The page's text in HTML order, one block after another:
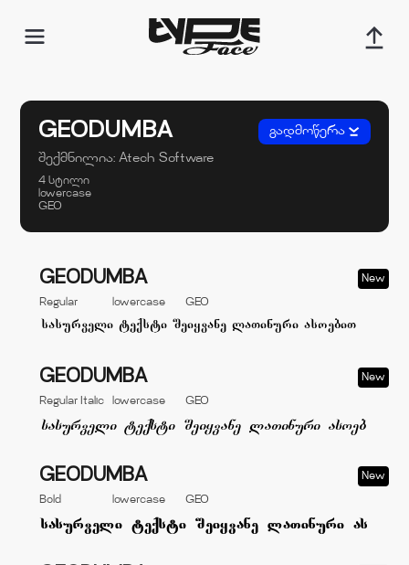
GEODUMBA
გადმოწერა
შექმნილია:Atech Software
4 სტილი
lowercase
GEO
GEODUMBA New
Regular lowercase GEO
GEODUMBA New
Regular Italic lowercase GEO
GEODUMBA New
Bold lowercase GEO